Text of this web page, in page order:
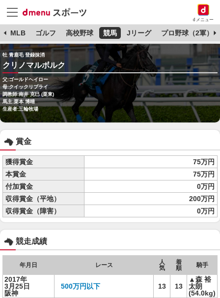
dメニュー
MLB ゴルフ 高校野球 競馬 Jリーグ プロ野球（2軍）
牡 青鹿毛 登録抹消
クリノマルボルク
父:ゴールドヘイロー
母:クイックリプライ
調教師:南井 克巳 (栗東)
馬主:栗本 博晴
生産者:三輪牧場
賞金
獲得賞金
75万円
本賞金
75万円
付加賞金
0万円
収得賞金（平地）
200万円
収得賞金（障害）
0万円
競走成績
年月日 レース
人
気
着
順
騎手
2017年
3月25日
阪神
500万円以下 13 13
▲森 裕
太朗
(54.0kg)